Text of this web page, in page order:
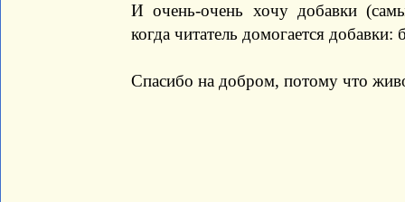
И очень-очень хочу добавки
когда читатель домогается добавки:
Спасибо на добром, потому что